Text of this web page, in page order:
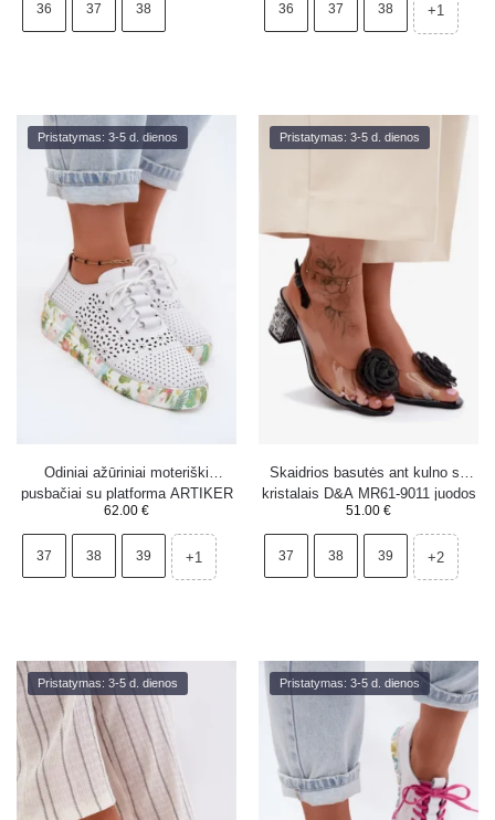
36 37 38 36 37 38 +1
Pristatymas: 3-5 d. dienos
Odiniai ažūriniai moteriški
pusbačiai su platforma ARTIKER
54C1604 balti
62.00 €
37 38 39 +1
Pristatymas: 3-5 d. dienos
Skaidrios basutės ant kulno su
kristalais D&A MR61-9011 juodos
51.00 €
37 38 39 +2
Pristatymas: 3-5 d. dienos Pristatymas: 3-5 d. dienos